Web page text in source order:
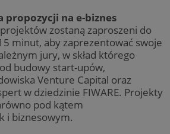
propozycji na e-biznes
zostaną zaproszeni do
minut, aby zaprezentować swoje
jury, w skład którego
budowy start-upów,
Venture Capital oraz
w dziedzinie FIWARE. Projekty
pod kątem
i biznesowym.